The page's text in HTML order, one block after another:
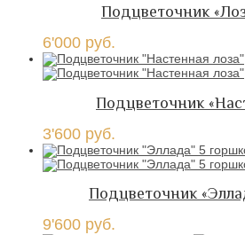
Подцветочник
6'000 руб.
Подцветочник
3'600 руб.
Подцветочник
9'600 руб.